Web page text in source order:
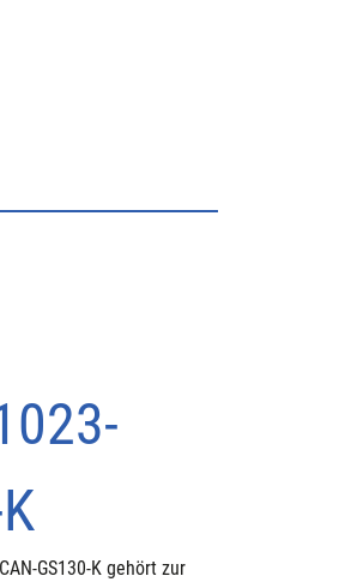
GS130-K gehört zur